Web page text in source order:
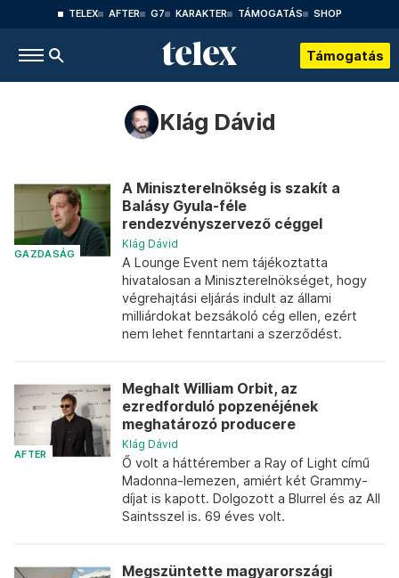
TELEX AFTER G7 KARAKTER TÁMOGATÁS SHOP
Támogatás
Klág Dávid
GAZDASÁG
A Miniszterelnökség is szakít a
Balásy Gyula-féle
rendezvényszervező céggel
Klág Dávid
A Lounge Event nem tájékoztatta
hivatalosan a Miniszterelnökséget, hogy
végrehajtási eljárás indult az állami
milliárdokat bezsákoló cég ellen, ezért
nem lehet fenntartani a szerződést.
AFTER
Meghalt William Orbit, az
ezredforduló popzenéjének
meghatározó producere
Klág Dávid
Ő volt a háttérember a Ray of Light című
Madonna-lemezen, amiért két Grammy-
díjat is kapott. Dolgozott a Blurrel és az All
Saintsszel is. 69 éves volt.
Megszüntette magyarországi